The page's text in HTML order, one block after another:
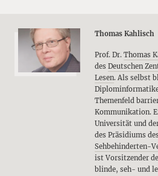
Thomas Kahlisch
Prof. Dr.Thomas
desDeutschen
Lesen. Als selbst
Themenfeld
Kommunikation.
Universität und
des Präsidiums
Sehbehinderten-
ist Vorsitzender
blinde, seh- und